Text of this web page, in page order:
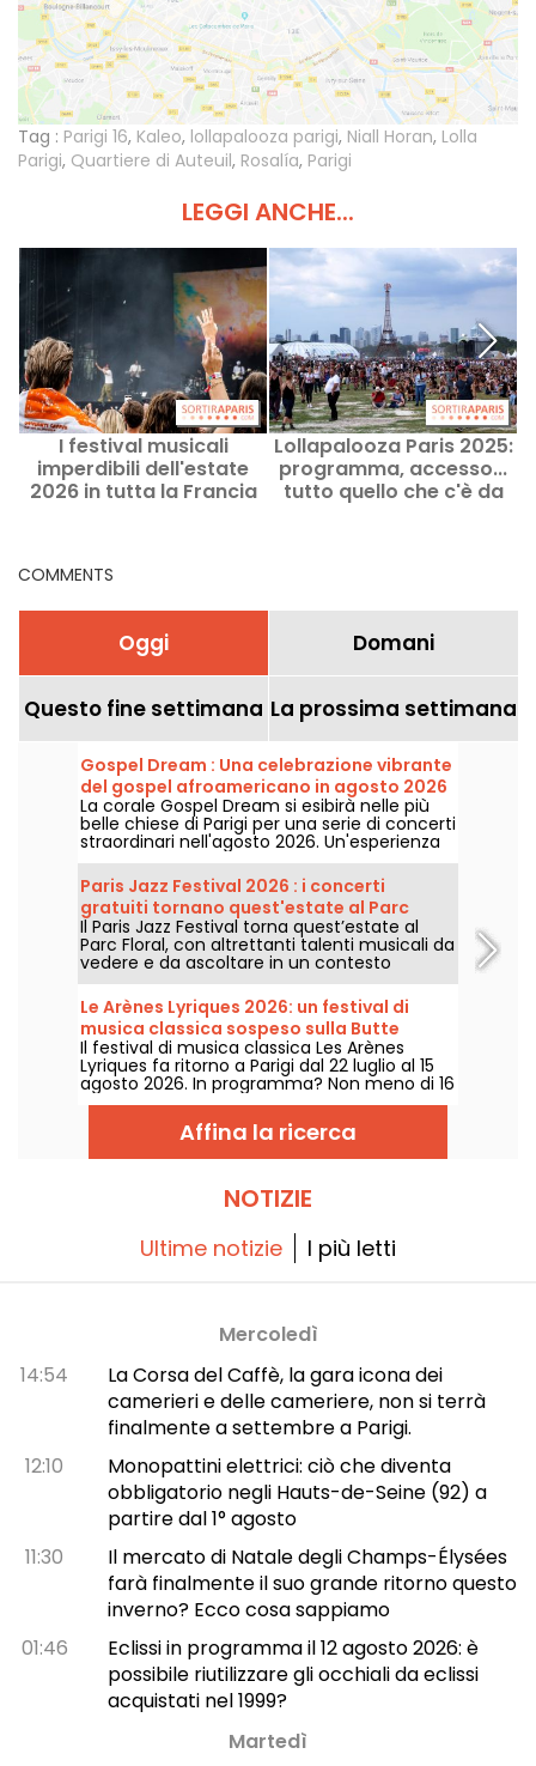
Tag : Parigi 16, Kaleo, lollapalooza parigi, Niall Horan, Lolla
Parigi, Quartiere di Auteuil, Rosalía, Parigi
LEGGI ANCHE...
I festival musicali
imperdibili dell'estate
2026 in tutta la Francia
Lollapalooza Paris 2025:
programma, accesso...
tutto quello che c'è da
COMMENTS
Oggi Domani
Questo fine settimana La prossima settimana
Gospel Dream : Una celebrazione vibrante
del gospel afroamericano in agosto 2026
a Parigi
La corale Gospel Dream si esibirà nelle più
belle chiese di Parigi per una serie di concerti
straordinari nell'agosto 2026. Un'esperienza
musicale unica che celebra la speranza,
l'unità e la resilienza attraverso i canti
autentici della Chiesa afroamericana.
Paris Jazz Festival 2026 : i concerti
gratuiti tornano quest'estate al Parc
Floral, ecco il programma
Il Paris Jazz Festival torna quest’estate al
Parc Floral, con altrettanti talenti musicali da
vedere e da ascoltare in un contesto
bucolico. Ecco il programma dei concerti
gratuiti da scoprire dal 24 giugno al 6
settembre 2026!
Le Arènes Lyriques 2026: un festival di
musica classica sospeso sulla Butte
Montmartre
Il festival di musica classica Les Arènes
Lyriques fa ritorno a Parigi dal 22 luglio al 15
agosto 2026. In programma? Non meno di 16
concerti organizzati nelle Arènes di
Montmartre, una cornice idilliaca per
ascoltare i grandi classici.
Affina la ricerca
NOTIZIE
Ultime notizie I più letti
Mercoledì
14:54
La Corsa del Caffè, la gara icona dei
camerieri e delle cameriere, non si terrà
finalmente a settembre a Parigi.
12:10
Monopattini elettrici: ciò che diventa
obbligatorio negli Hauts-de-Seine (92) a
partire dal 1° agosto
11:30
Il mercato di Natale degli Champs-Élysées
farà finalmente il suo grande ritorno questo
inverno? Ecco cosa sappiamo
01:46
Eclissi in programma il 12 agosto 2026: è
possibile riutilizzare gli occhiali da eclissi
acquistati nel 1999?
Martedì